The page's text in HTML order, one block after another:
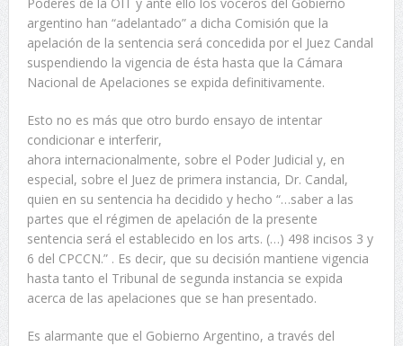
argentino han “adelantado” a dicha Comisión que la
apelación de la sentencia será concedida por el Juez Candal
suspendiendo la vigencia de ésta hasta que la Cámara
Nacional de Apelaciones se expida definitivamente.
Esto no es más que otro burdo ensayo de intentar
condicionar e interferir,
ahora internacionalmente, sobre el Poder Judicial y, en
especial, sobre el Juez de primera instancia, Dr. Candal,
quien en su sentencia ha decidido y hecho “…saber a las
partes que el régimen de apelación de la presente
sentencia será el establecido en los arts. (…) 498 incisos 3 y
6 del CPCCN.” . Es decir, que su decisión mantiene vigencia
hasta tanto el Tribunal de segunda instancia se expida
acerca de las apelaciones que se han presentado.
Es alarmante que el Gobierno Argentino, a través del